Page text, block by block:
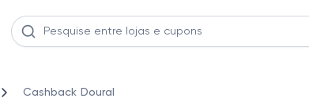
Cashback Doural